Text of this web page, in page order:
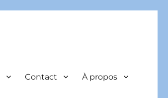
Contact À propos